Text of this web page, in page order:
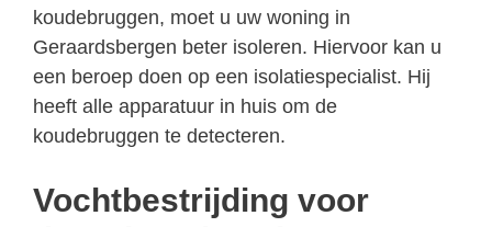
koudebruggen, moet u uw woning in
Geraardsbergen beter isoleren. Hiervoor kan u
een beroep doen op een isolatiespecialist. Hij
heeft alle apparatuur in huis om de
koudebruggen te detecteren.
Vochtbestrijding voor